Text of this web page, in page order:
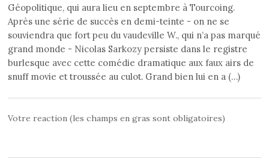
Géopolitique, qui aura lieu en septembre à Tourcoing.
Après une série de succès en demi-teinte - on ne se
souviendra que fort peu du vaudeville W., qui n’a pas marqué
grand monde - Nicolas Sarkozy persiste dans le registre
burlesque avec cette comédie dramatique aux faux airs de
snuff movie et troussée au culot. Grand bien lui en a (…)
Votre reaction (les champs en gras sont obligatoires)